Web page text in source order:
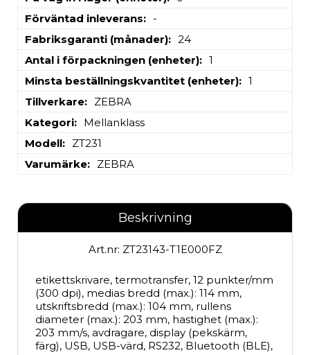
Förväntad inleverans
-
Fabriksgaranti (månader)
24
Antal i förpackningen (enheter)
1
Minsta beställningskvantitet (enheter)
1
Tillverkare
ZEBRA
Kategori
Mellanklass
Modell
ZT231
Varumärke
ZEBRA
Beskrivning
Art.nr: ZT23143-T1E000FZ
etikettskrivare, termotransfer, 12 punkter/mm
(300 dpi), medias bredd (max.): 114 mm,
utskriftsbredd (max.): 104 mm, rullens
diameter (max.): 203 mm, hastighet (max.):
203 mm/s, avdragare, display (pekskärm,
färg), USB, USB-värd, RS232, Bluetooth (BLE),